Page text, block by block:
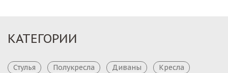
КАТЕГОРИИ
Стулья Полукресла Диваны
Кресла